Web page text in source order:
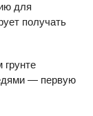
для
получать
— первую